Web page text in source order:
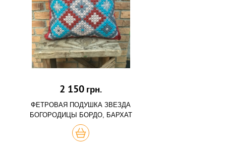
2 150 грн.
ФЕТРОВАЯ ПОДУШКА ЗВЕЗДА
БОГОРОДИЦЫ БОРДО, БАРХАТ
КУПИТЬ